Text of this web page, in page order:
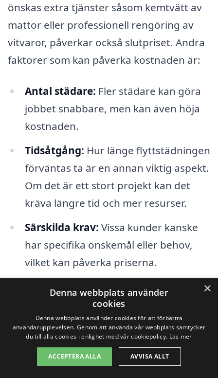
önskas extra tjänster såsom kemtvätt av
mattor eller professionell rengöring av
vitvaror, påverkar också slutpriset. Andra
faktorer som kan påverka kostnaden är:
Antal städare: Fler städare kan göra
jobbet snabbare, men kan även höja
kostnaden.
Tidsåtgång: Hur länge flyttstädningen
förväntas ta är en annan viktig aspekt.
Om det är ett stort projekt kan det
kräva längre tid och mer resurser.
Särskilda krav: Vissa kunder kanske
har specifika önskemål eller behov,
vilket kan påverka priserna.
En annan faktor att ha i åtanke när man
flyttstädning i Algutsrum
var du hämtar dina offerter. Genom att
jämföra flera företag kan du få en bättre
förståelse för marknadspriserna och hitta
×
Denna webbplats använder
cookies
Denna webbplats använder cookies för att förbättra
användarupplevelsen. Genom att använda vår webbplats samtycker
du till alla cookies i enlighet med vår cookiepolicy. Läs mer
ACCEPTERA ALLA AVVISA ALLT